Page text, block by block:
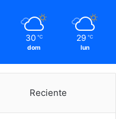
30 ℃
dom
29 ℃
lun
Reciente